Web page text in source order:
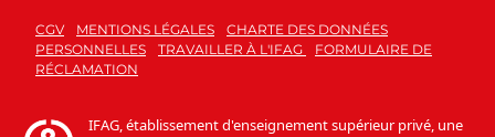
CGV MENTIONS LÉGALES
CHARTE DES DONNÉES
PERSONNELLES
TRAVAILLER À L'IFAG
FORMULAIRE DE
RÉCLAMATION